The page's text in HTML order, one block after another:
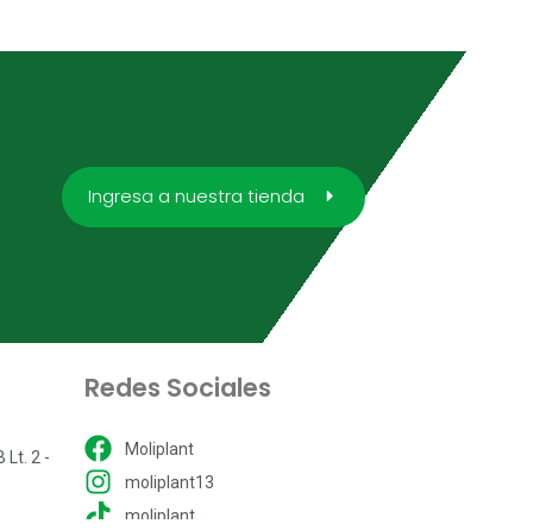
Ingresa a nuestra tienda
Lt. 2 -
Redes Sociales
Moliplant
moliplant13
moliplant